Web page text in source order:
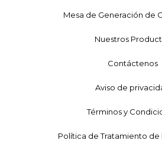
Mesa de Generación de
Nuestros
Contáctenos
Aviso de
Términos y
Política de Tratamiento de